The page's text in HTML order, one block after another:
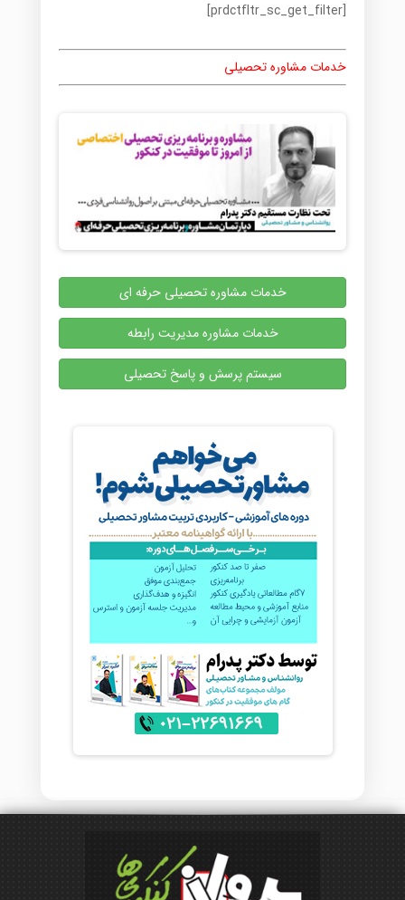
[prdctfltr_sc_get_filter]
خدمات مشاوره تحصیلی
خدمات مشاوره تحصیلی حرفه ای
خدمات مشاوره مدیریت رابطه
سیستم پرسش و پاسخ تحصیلی